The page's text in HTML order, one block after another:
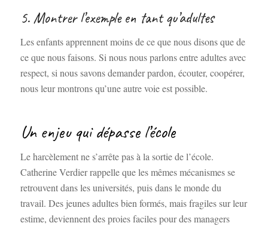
5. Montrer l’exemple en tant qu’adultes
Les enfants apprennent moins de ce que nous disons que de
ce que nous faisons. Si nous nous parlons entre adultes avec
respect, si nous savons demander pardon, écouter, coopérer,
nous leur montrons qu’une autre voie est possible.
Un enjeu qui dépasse l’école
Le harcèlement ne s’arrête pas à la sortie de l’école.
Catherine Verdier rappelle que les mêmes mécanismes se
retrouvent dans les universités, puis dans le monde du
travail. Des jeunes adultes bien formés, mais fragiles sur leur
estime, deviennent des proies faciles pour des managers